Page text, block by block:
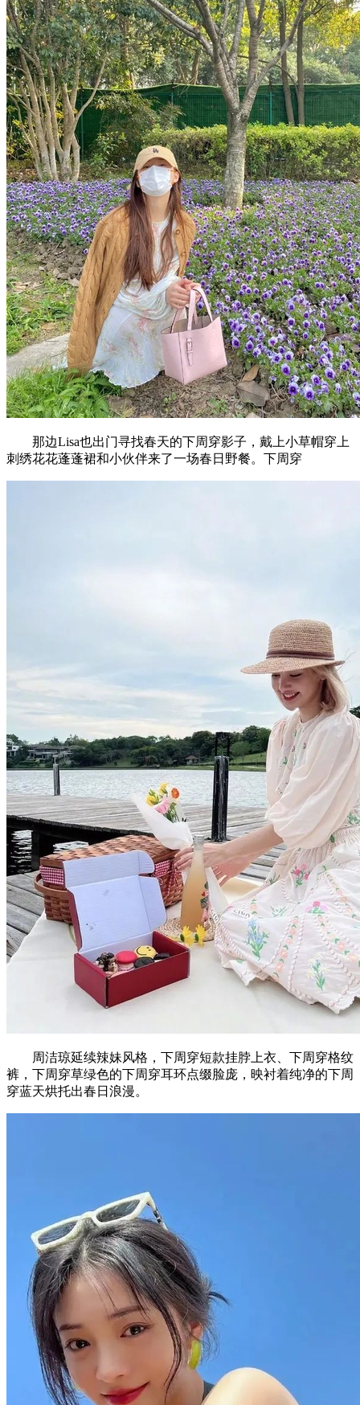
那边Lisa也出门寻找春天的下周穿影子，戴上小草帽穿上
刺绣花花蓬蓬裙和小伙伴来了一场春日野餐。下周穿
周洁琼延续辣妹风格，下周穿短款挂脖上衣、下周穿格纹
裤，下周穿草绿色的下周穿耳环点缀脸庞，映衬着纯净的下周
穿蓝天烘托出春日浪漫。